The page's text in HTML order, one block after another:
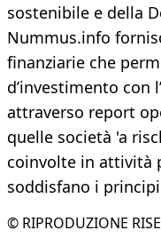
sostenibile e della
Nummus.info
finanziarie che
d’investimento con
attraverso report
quelle società 'a
coinvolte in attività
soddisfano i
© RIPRODUZIONE